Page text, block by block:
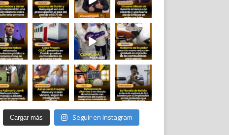
Cargar más Seguir en Instagram